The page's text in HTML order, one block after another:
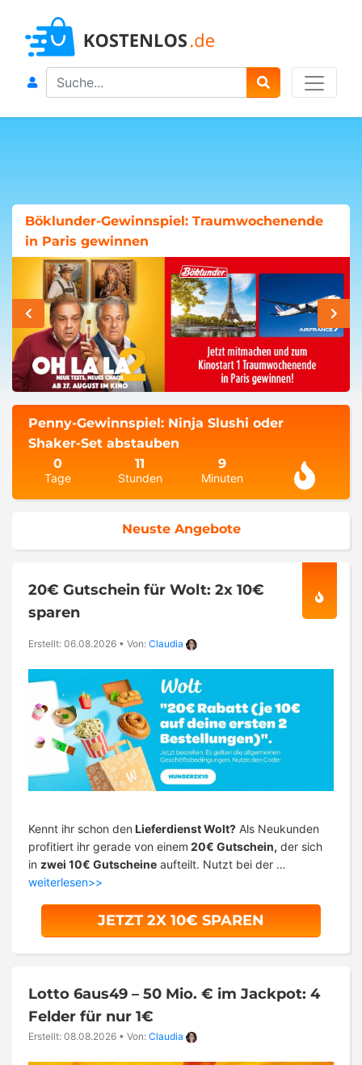
Search
Böklunder-Gewinnspiel: Traumwochenende
in Paris gewinnen
Penny-Gewinnspiel: Ninja Slushi oder
Shaker-Set abstauben
0
Tage
11
Stunden
9
Minuten
Neuste Angebote
20€ Gutschein für Wolt: 2x 10€
sparen
Erstellt: 06.08.2026 • Von: Claudia
Kennt ihr schon den Lieferdienst Wolt? Als Neukunden
profitiert ihr gerade von einem 20€ Gutschein, der sich
in zwei 10€ Gutscheine aufteilt. Nutzt bei der …
weiterlesen>>
JETZT 2X 10€ SPAREN
Lotto 6aus49 – 50 Mio. € im Jackpot: 4
Felder für nur 1€
Erstellt: 08.08.2026 • Von: Claudia